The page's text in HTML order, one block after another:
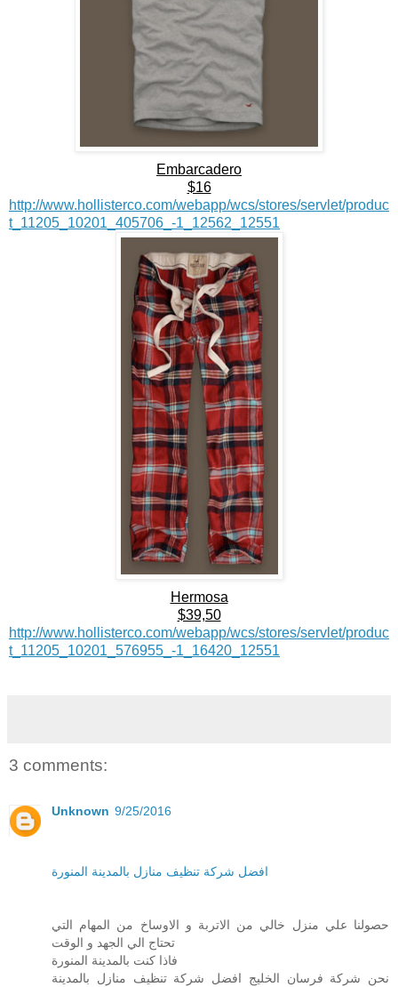
Embarcadero
$16
http://www.hollisterco.com/webapp/wcs/stores/servlet/produc
t_11205_10201_405706_-1_12562_12551
Hermosa
$39,50
http://www.hollisterco.com/webapp/wcs/stores/servlet/produc
t_11205_10201_576955_-1_16420_12551
3 comments:
Unknown 9/25/2016
افضل شركة تنظيف منازل بالمدينة المنورة
حصولنا علي منزل خالي من الاتربة و الاوساخ من المهام التي
تحتاج الي الجهد و الوقت
فاذا كنت بالمدينة المنورة
نحن شركة فرسان الخليج افضل شركة تنظيف منازل بالمدينة